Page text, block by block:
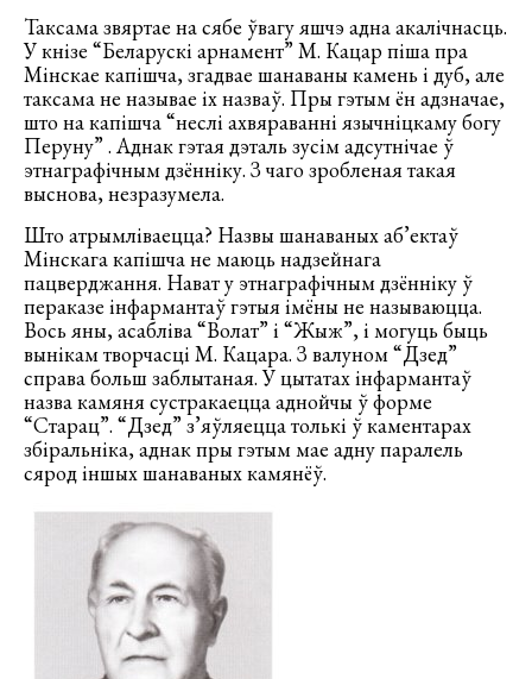
Таксама звяртае на сябе ўвагу яшчэ адна акалічнасць.
У кнізе “Беларускі арнамент” М. Кацар піша пра
Мінскае капішча, згадвае шанаваны камень і дуб, але
таксама не называе іх назваў. Пры гэтым ён адзначае,
што на капішча “неслі ахвяраванні язычніцкаму богу
Перуну” . Аднак гэтая дэталь зусім адсутнічае ў
этнаграфічным дзённіку. З чаго зробленая такая
выснова, незразумела.
Што атрымліваецца? Назвы шанаваных аб’ектаў
Мінскага капішча не маюць надзейнага
пацверджання. Нават у этнаграфічным дзённіку ў
пераказе інфармантаў гэтыя імёны не называюцца.
Вось яны, асабліва “Волат” і “Жыж”, і могуць быць
вынікам творчасці М. Кацара. З валуном “Дзед”
справа больш заблытаная. У цытатах інфармантаў
назва камяня сустракаецца аднойчы ў форме
“Старац”. “Дзед” з’яўляецца толькі ў каментарах
збіральніка, аднак пры гэтым мае адну паралель
сярод іншых шанаваных камянёў.